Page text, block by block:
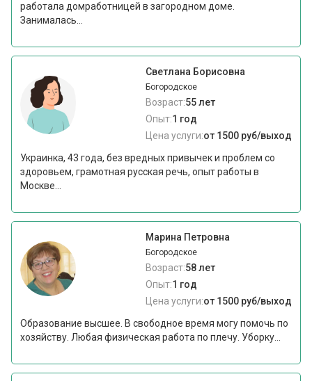
работала домработницей в загородном доме.
Занималась...
Светлана Борисовна
Богородское
Возраст:55 лет
Опыт:1 год
Цена услуги:от 1500 руб/выход
Украинка, 43 года, без вредных привычек и проблем со
здоровьем, грамотная русская речь, опыт работы в
Москве...
Марина Петровна
Богородское
Возраст:58 лет
Опыт:1 год
Цена услуги:от 1500 руб/выход
Образование высшее. В свободное время могу помочь по
хозяйству. Любая физическая работа по плечу. Уборку...